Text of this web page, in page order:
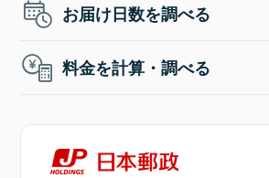
お届け日数を調べる
料金を計算・調べる